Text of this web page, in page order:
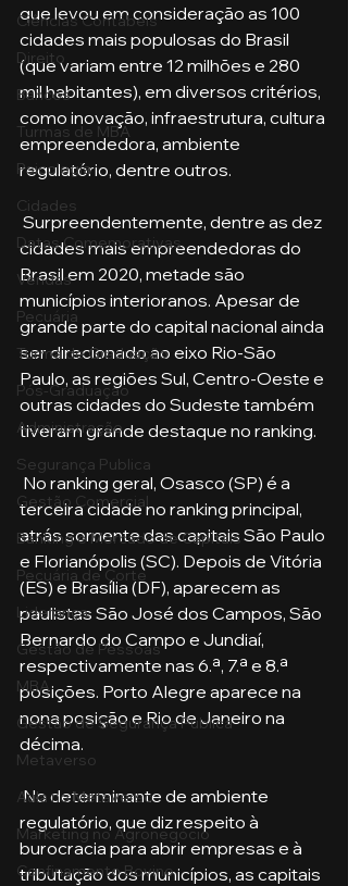
Ciências Contábeis
Direito
Bancos
Turmas de MBA
Psicologia
Cidades
Datas Comemorativas
Vendas
Pecuária
Turma de Graduação
Pós-Graduação
Administração
Segurança Publica
Gestão Comercial
Banking e Mercado de Capitais
Pecuária de Corte
Liderança
Gestão de Pessoas
MBA
Gestão de Segurança Publica
Metaverso
Aula no Metaverso
Marketing no Agronegócio
Confinamento Bovino
que levou em consideração as 100
cidades mais populosas do Brasil
(que variam entre 12 milhões e 280
mil habitantes), em diversos critérios,
como inovação, infraestrutura, cultura
empreendedora, ambiente
regulatório, dentre outros.
cidades mais empreendedoras do
Brasil em 2020, metade são
municípios interioranos. Apesar de
grande parte do capital nacional ainda
ser direcionado ao eixo Rio-São
Paulo, as regiões Sul, Centro-Oeste e
outras cidades do Sudeste também
tiveram grande destaque no ranking.
terceira cidade no ranking principal,
atrás somente das capitais São Paulo
e Florianópolis (SC). Depois de Vitória
(ES) e Brasília (DF), aparecem as
paulistas São José dos Campos, São
Bernardo do Campo e Jundiaí,
respectivamente nas 6.ª, 7.ª e 8.ª
posições. Porto Alegre aparece na
nona posição e Rio de Janeiro na
décima.
No determinante de ambiente
regulatório, que diz respeito à
burocracia para abrir empresas e à
tributação dos municípios, as capitais